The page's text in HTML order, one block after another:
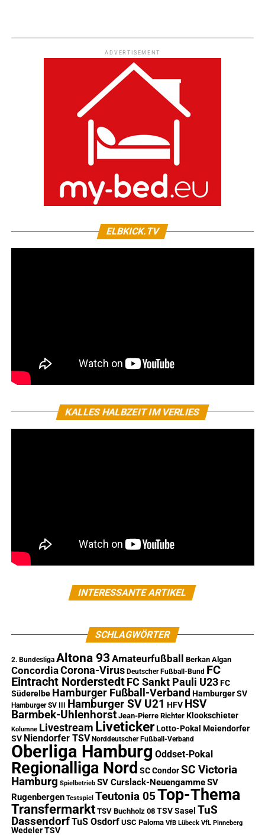
ADVERTISEMENT
ELBKICK.TV
KALLES HALBZEIT IM VERLIES
INTERESSANTE ARTIKEL
SCHLAGWÖRTER
2. Bundesliga Altona 93 Amateurfußball Berkan Algan
ConcordiaCorona-Virus Deutscher Fußball-Bund FC
Eintracht Norderstedt FC Sankt Pauli U23 FC
Süderelbe Hamburger Fußball-Verband Hamburger SV
Hamburger SV III Hamburger SV U21 HFV HSV
Barmbek-Uhlenhorst Jean-Pierre Richter Klookschieter
Kolumne Livestream Liveticker Lotto-Pokal Meiendorfer
SV Niendorfer TSV Norddeutscher Fußball-Verband
Oberliga Hamburg Oddset-Pokal
Regionalliga Nord SC Condor SC Victoria
Hamburg Spielbetrieb SV Curslack-NeuengammeSV
Rugenbergen Testspiel Teutonia 05Top-Thema
Transfermarkt TSV Buchholz 08 TSV Sasel TuS
DassendorfTuS Osdorf USC Paloma VfB Lübeck VfL Pinneberg
Wedeler TSV